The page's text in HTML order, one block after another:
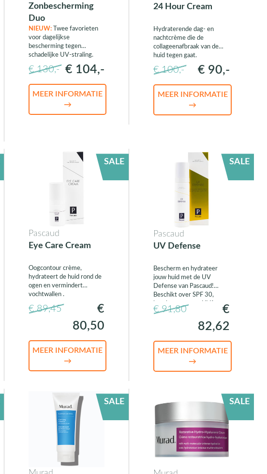
Zonbescherming
Duo
NIEUW: Twee favorieten
voor dagelijkse
bescherming tegen
schadelijke UV-straling.
€ 130,- € 104,-
MEER INFORMATIE
→
24 Hour Cream
Hydraterende dag- en
nachtcrème die de
collageenafbraak van de
huid tegen gaat.
€ 100,- € 90,-
MEER INFORMATIE
→
SALE
Pascaud
Eye Care Cream
Oogcontour crème,
hydrateert de huid rond de
ogen en vermindert
vochtwallen .
€ 89,45
€
80,50
MEER INFORMATIE
→
SALE
Pascaud
UV Defense
Bescherm en hydrateer
jouw huid met de UV
Defense van Pascaud!
Beschikt over SPF 30,
beschermt tegen UVA en
UVB straling.
€ 91,80
€
82,62
MEER INFORMATIE
→
SALE SALE